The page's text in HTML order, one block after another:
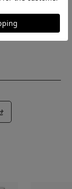
る場合がござい
いただく場合が